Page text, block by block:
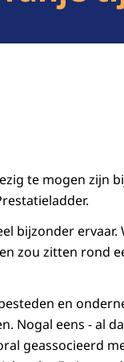
te mogen zijn
bijzonder
zou zitten rond
en
Nogal eens - al
geassocieerd